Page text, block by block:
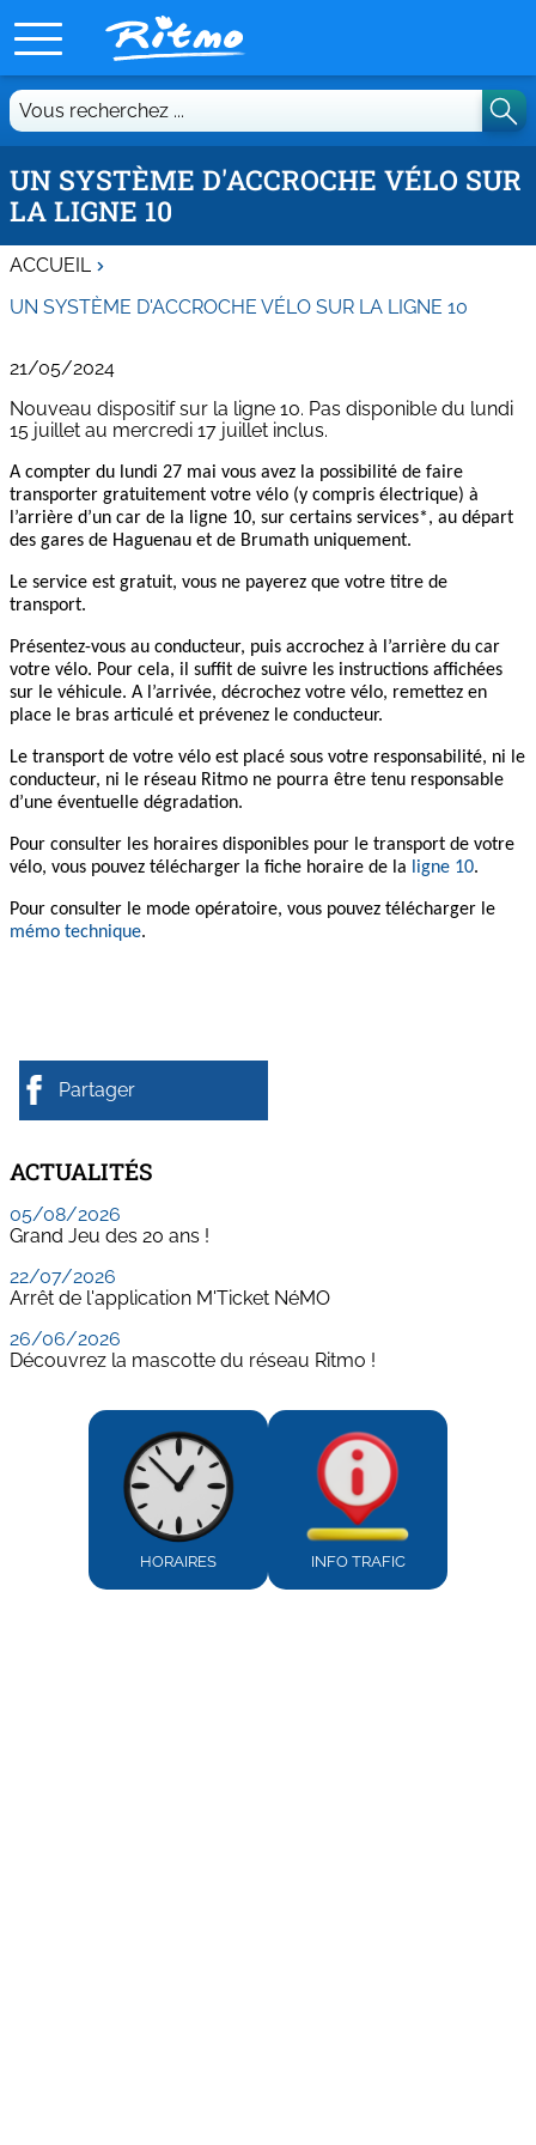
Vous
recherchez
UN SYSTÈME D'ACCROCHE VÉLO SUR
LA LIGNE 10
ACCUEIL
UN SYSTÈME D'ACCROCHE VÉLO SUR LA LIGNE 10
21/05/2024
Nouveau dispositif sur la ligne 10. Pas disponible du lundi
15 juillet au mercredi 17 juillet inclus.
A compter du lundi 27 mai vous avez la possibilité de faire
transporter gratuitement votre vélo (y compris électrique) à
l’arrière d’un car de la ligne 10, sur certains services*, au départ
des gares de Haguenau et de Brumath uniquement.
Le service est gratuit, vous ne payerez que votre titre de
transport.
Présentez-vous au conducteur, puis accrochez à l’arrière du car
votre vélo. Pour cela, il suffit de suivre les instructions affichées
sur le véhicule. A l’arrivée, décrochez votre vélo, remettez en
place le bras articulé et prévenez le conducteur.
Le transport de votre vélo est placé sous votre responsabilité, ni le
conducteur, ni le réseau Ritmo ne pourra être tenu responsable
d’une éventuelle dégradation.
Pour consulter les horaires disponibles pour le transport de votre
vélo, vous pouvez télécharger la fiche horaire de la
ligne 10.
Pour consulter le mode opératoire, vous pouvez télécharger le
mémo technique.
Partager
ACTUALITÉS
05/08/2026
Grand Jeu des 20 ans !
22/07/2026
Arrêt de l'application M'Ticket NéMO
26/06/2026
Découvrez la mascotte du réseau Ritmo !
HORAIRES INFO TRAFIC